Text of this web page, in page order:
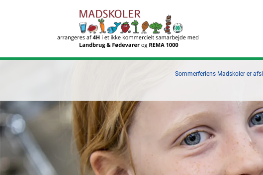
Sommerferiens Madskoler er